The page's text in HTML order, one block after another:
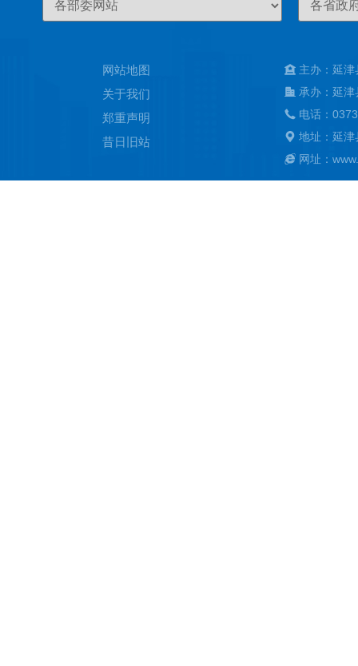
网站地图
关于我们
郑重声明
昔日旧站
主办：延
承办：延
电话：
地址：延
网址：